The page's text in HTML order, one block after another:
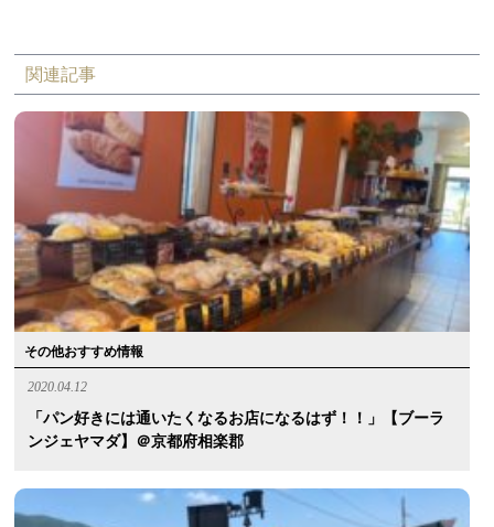
関連記事
その他おすすめ情報
2020.04.12
「パン好きには通いたくなるお店になるはず！！」【ブーラ
ンジェヤマダ】＠京都府相楽郡